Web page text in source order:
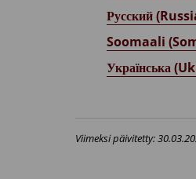
Русский
Soomaali
Українська
Viimeksi päivitetty: